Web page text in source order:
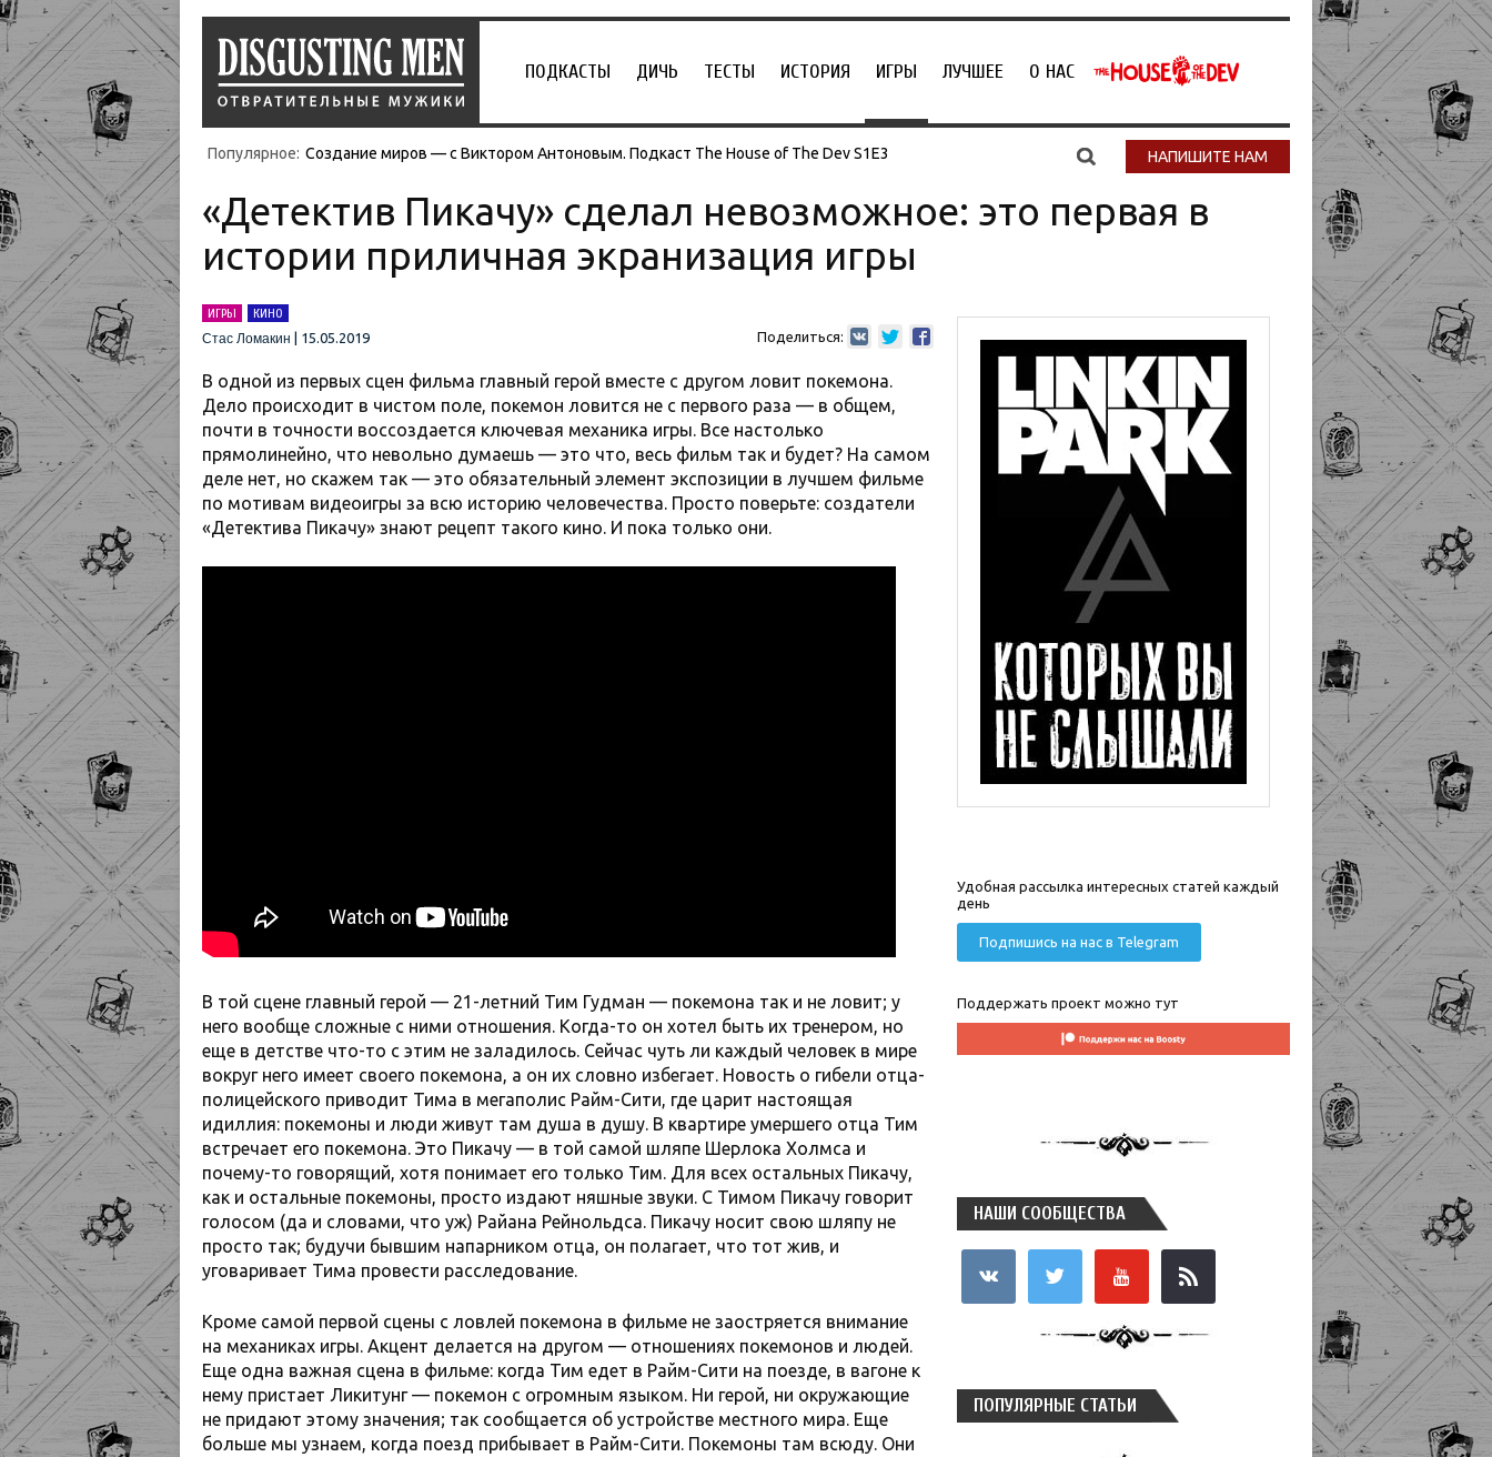
ПОДКАСТЫ ДИЧЬ ТЕСТЫ ИСТОРИЯ ИГРЫ ЛУЧШЕЕ О НАС
Популярное: Создание миров — с Виктором Антоновым. Подкаст The House of The Dev S1E3 НАПИШИТЕ НАМ
«Детектив Пикачу» сделал невозможное: это первая в
истории приличная экранизация игры
ИГРЫ
КИНО
Стас Ломакин
15.05.2019 Поделиться:
В одной из первых сцен фильма главный герой вместе с другом ловит покемона.
Дело происходит в чистом поле, покемон ловится не с первого раза — в общем,
почти в точности воссоздается ключевая механика игры. Все настолько
прямолинейно, что невольно думаешь — это что, весь фильм так и будет? На самом
деле нет, но скажем так — это обязательный элемент экспозиции в лучшем фильме
по мотивам видеоигры за всю историю человечества. Просто поверьте: создатели
«Детектива Пикачу» знают рецепт такого кино. И пока только они.
В той сцене главный герой — 21-летний Тим Гудман — покемона так и не ловит; у
него вообще сложные с ними отношения. Когда-то он хотел быть их тренером, но
еще в детстве что-то с этим не заладилось. Сейчас чуть ли каждый человек в мире
вокруг него имеет своего покемона, а он их словно избегает. Новость о гибели отца-
полицейского приводит Тима в мегаполис Райм-Сити, где царит настоящая
идиллия: покемоны и люди живут там душа в душу. В квартире умершего отца Тим
встречает его покемона. Это Пикачу — в той самой шляпе Шерлока Холмса и
почему-то говорящий, хотя понимает его только Тим. Для всех остальных Пикачу,
как и остальные покемоны, просто издают няшные звуки. С Тимом Пикачу говорит
голосом (да и словами, что уж) Райана Рейнольдса. Пикачу носит свою шляпу не
просто так; будучи бывшим напарником отца, он полагает, что тот жив, и
уговаривает Тима провести расследование.
Кроме самой первой сцены с ловлей покемона в фильме не заостряется внимание
на механиках игры. Акцент делается на другом — отношениях покемонов и людей.
Еще одна важная сцена в фильме: когда Тим едет в Райм-Сити на поезде, в вагоне к
нему пристает Ликитунг — покемон с огромным языком. Ни герой, ни окружающие
не придают этому значения; так сообщается об устройстве местного мира. Еще
больше мы узнаем, когда поезд прибывает в Райм-Сити. Покемоны там всюду. Они
Удобная рассылка интересных статей каждый
день
Подпишись на нас в Telegram
Поддержать проект можно тут
НАШИ СООБЩЕСТВА
ПОПУЛЯРНЫЕ СТАТЬИ